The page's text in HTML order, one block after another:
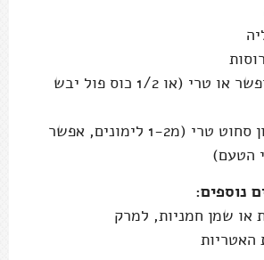
הטעם)
נוספים:
סויה (ממש רשות, זה במקום להשתמש